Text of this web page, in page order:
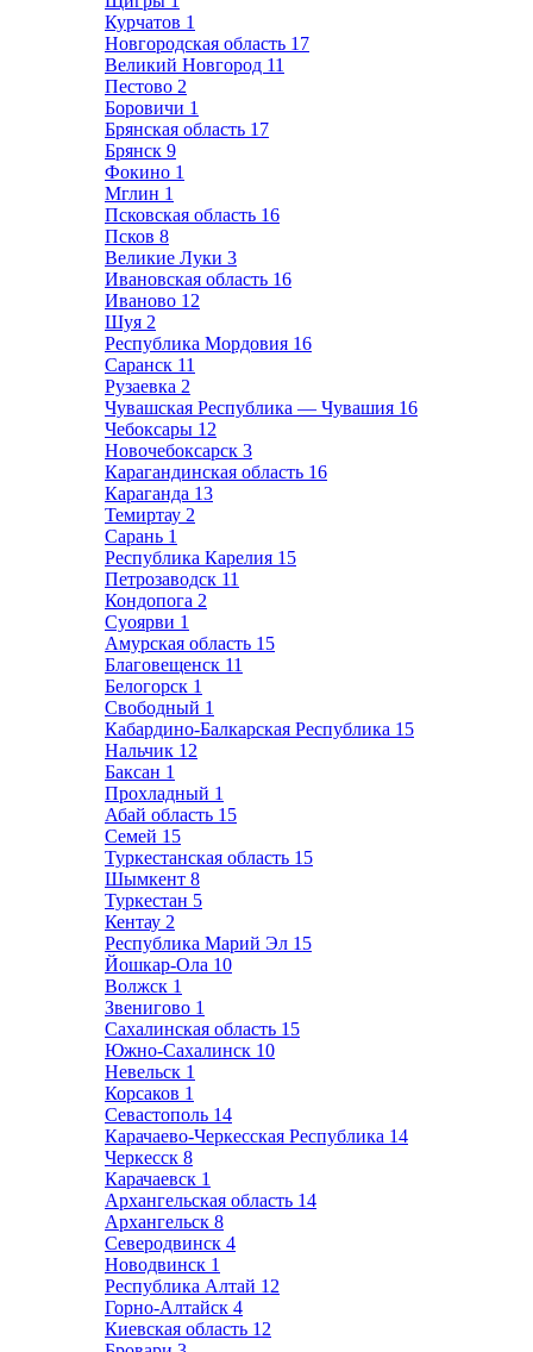
Курчатов 1
Новгородская область 17
Великий Новгород 11
Пестово 2
Боровичи 1
Брянская область 17
Брянск 9
Фокино 1
Мглин 1
Псковская область 16
Псков 8
Великие Луки 3
Ивановская область 16
Иваново 12
Шуя 2
Республика Мордовия 16
Саранск 11
Рузаевка 2
Чувашская Республика — Чувашия 16
Чебоксары 12
Новочебоксарск 3
Карагандинская область 16
Караганда 13
Темиртау 2
Сарань 1
Республика Карелия 15
Петрозаводск 11
Кондопога 2
Суоярви 1
Амурская область 15
Благовещенск 11
Белогорск 1
Свободный 1
Кабардино-Балкарская Республика 15
Нальчик 12
Баксан 1
Прохладный 1
Абай область 15
Семей 15
Туркестанская область 15
Шымкент 8
Туркестан 5
Кентау 2
Республика Марий Эл 15
Йошкар-Ола 10
Волжск 1
Звенигово 1
Сахалинская область 15
Южно-Сахалинск 10
Невельск 1
Корсаков 1
Севастополь 14
Карачаево-Черкесская Республика 14
Черкесск 8
Карачаевск 1
Архангельская область 14
Архангельск 8
Северодвинск 4
Новодвинск 1
Республика Алтай 12
Горно-Алтайск 4
Киевская область 12